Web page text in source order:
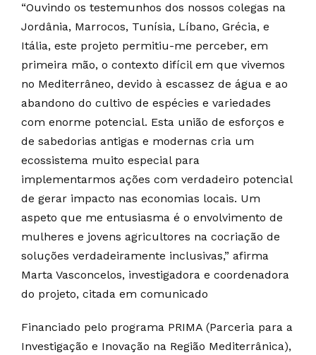
“Ouvindo os testemunhos dos nossos colegas na
Jordânia, Marrocos, Tunísia, Líbano, Grécia, e
Itália, este projeto permitiu-me perceber, em
primeira mão, o contexto difícil em que vivemos
no Mediterrâneo, devido à escassez de água e ao
abandono do cultivo de espécies e variedades
com enorme potencial. Esta união de esforços e
de sabedorias antigas e modernas cria um
ecossistema muito especial para
implementarmos ações com verdadeiro potencial
de gerar impacto nas economias locais. Um
aspeto que me entusiasma é o envolvimento de
mulheres e jovens agricultores na cocriação de
soluções verdadeiramente inclusivas,” afirma
Marta Vasconcelos, investigadora e coordenadora
do projeto, citada em comunicado
Financiado pelo programa PRIMA (Parceria para a
Investigação e Inovação na Região Mediterrânica),